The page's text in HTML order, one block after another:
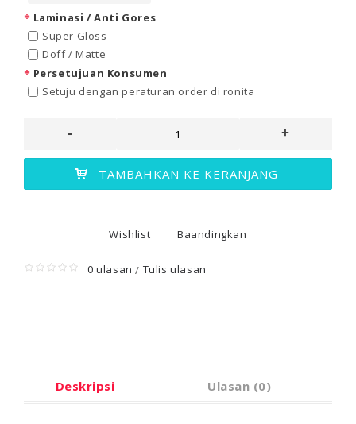
Laminasi / Anti Gores
Super Gloss
Doff / Matte
Persetujuan Konsumen
Setuju dengan peraturan order di ronita
- +
TAMBAHKAN KE KERANJANG
Wishlist Baandingkan
0 ulasan / Tulis ulasan
Deskripsi Ulasan (0)